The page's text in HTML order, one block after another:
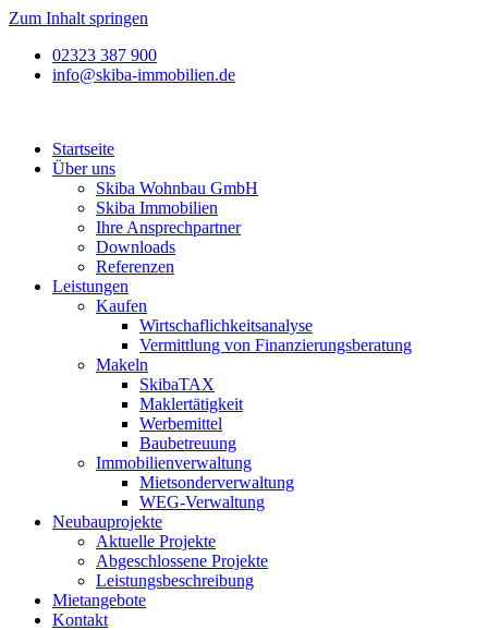
Zum Inhalt springen
02323 387 900
info@skiba-immobilien.de
Startseite
Über uns
Skiba Wohnbau GmbH
Skiba Immobilien
Ihre Ansprechpartner
Downloads
Referenzen
Leistungen
Kaufen
Wirtschaflichkeitsanalyse
Vermittlung von Finanzierungsberatung
Makeln
SkibaTAX
Maklertätigkeit
Werbemittel
Baubetreuung
Immobilienverwaltung
Mietsonderverwaltung
WEG-Verwaltung
Neubauprojekte
Aktuelle Projekte
Abgeschlossene Projekte
Leistungsbeschreibung
Mietangebote
Kontakt